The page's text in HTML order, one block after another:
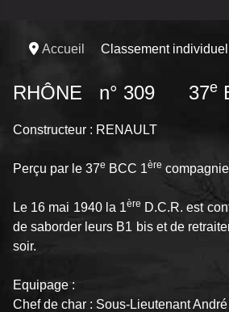
Accueil Classement individuel
RHÔNE n° 309 37e
Constructeur : RENAULT
Perçu par le 37e BCC 1ère
Le 16 mai 1940 la 1ère D.C.R. est
de saborder leurs B1 bis et de
soir.
Equipage :
Chef de char : Sous-Lieutenant